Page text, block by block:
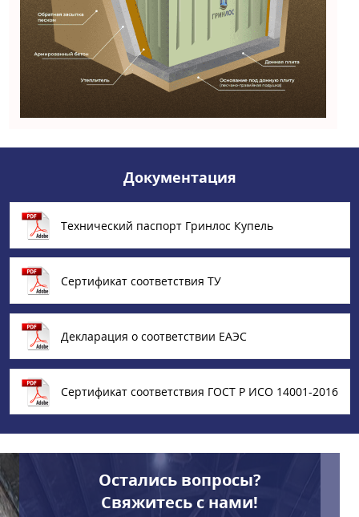
Документация
Технический паспорт Гринлос Купель
Сертификат соответствия ТУ
Декларация о соответствии ЕАЭС
Сертификат соответствия ГОСТ Р ИСО 14001-2016
Остались вопросы?
Свяжитесь с нами!